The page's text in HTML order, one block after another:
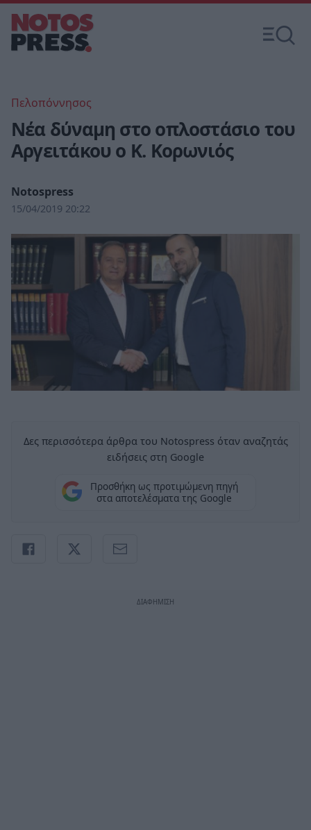
Πελοπόννησος
Νέα δύναμη στο οπλοστάσιο του
Αργειτάκου ο Κ. Κορωνιός
Notospress
15/04/2019 20:22
Δες περισσότερα άρθρα του Notospress όταν αναζητάς
ειδήσεις στη Google
Προσθήκη ως προτιμώμενη πηγή
στα αποτελέσματα της Google